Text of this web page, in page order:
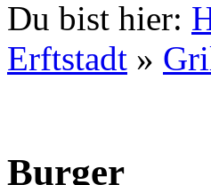
Du bist hier:
Erftstadt »
Burger